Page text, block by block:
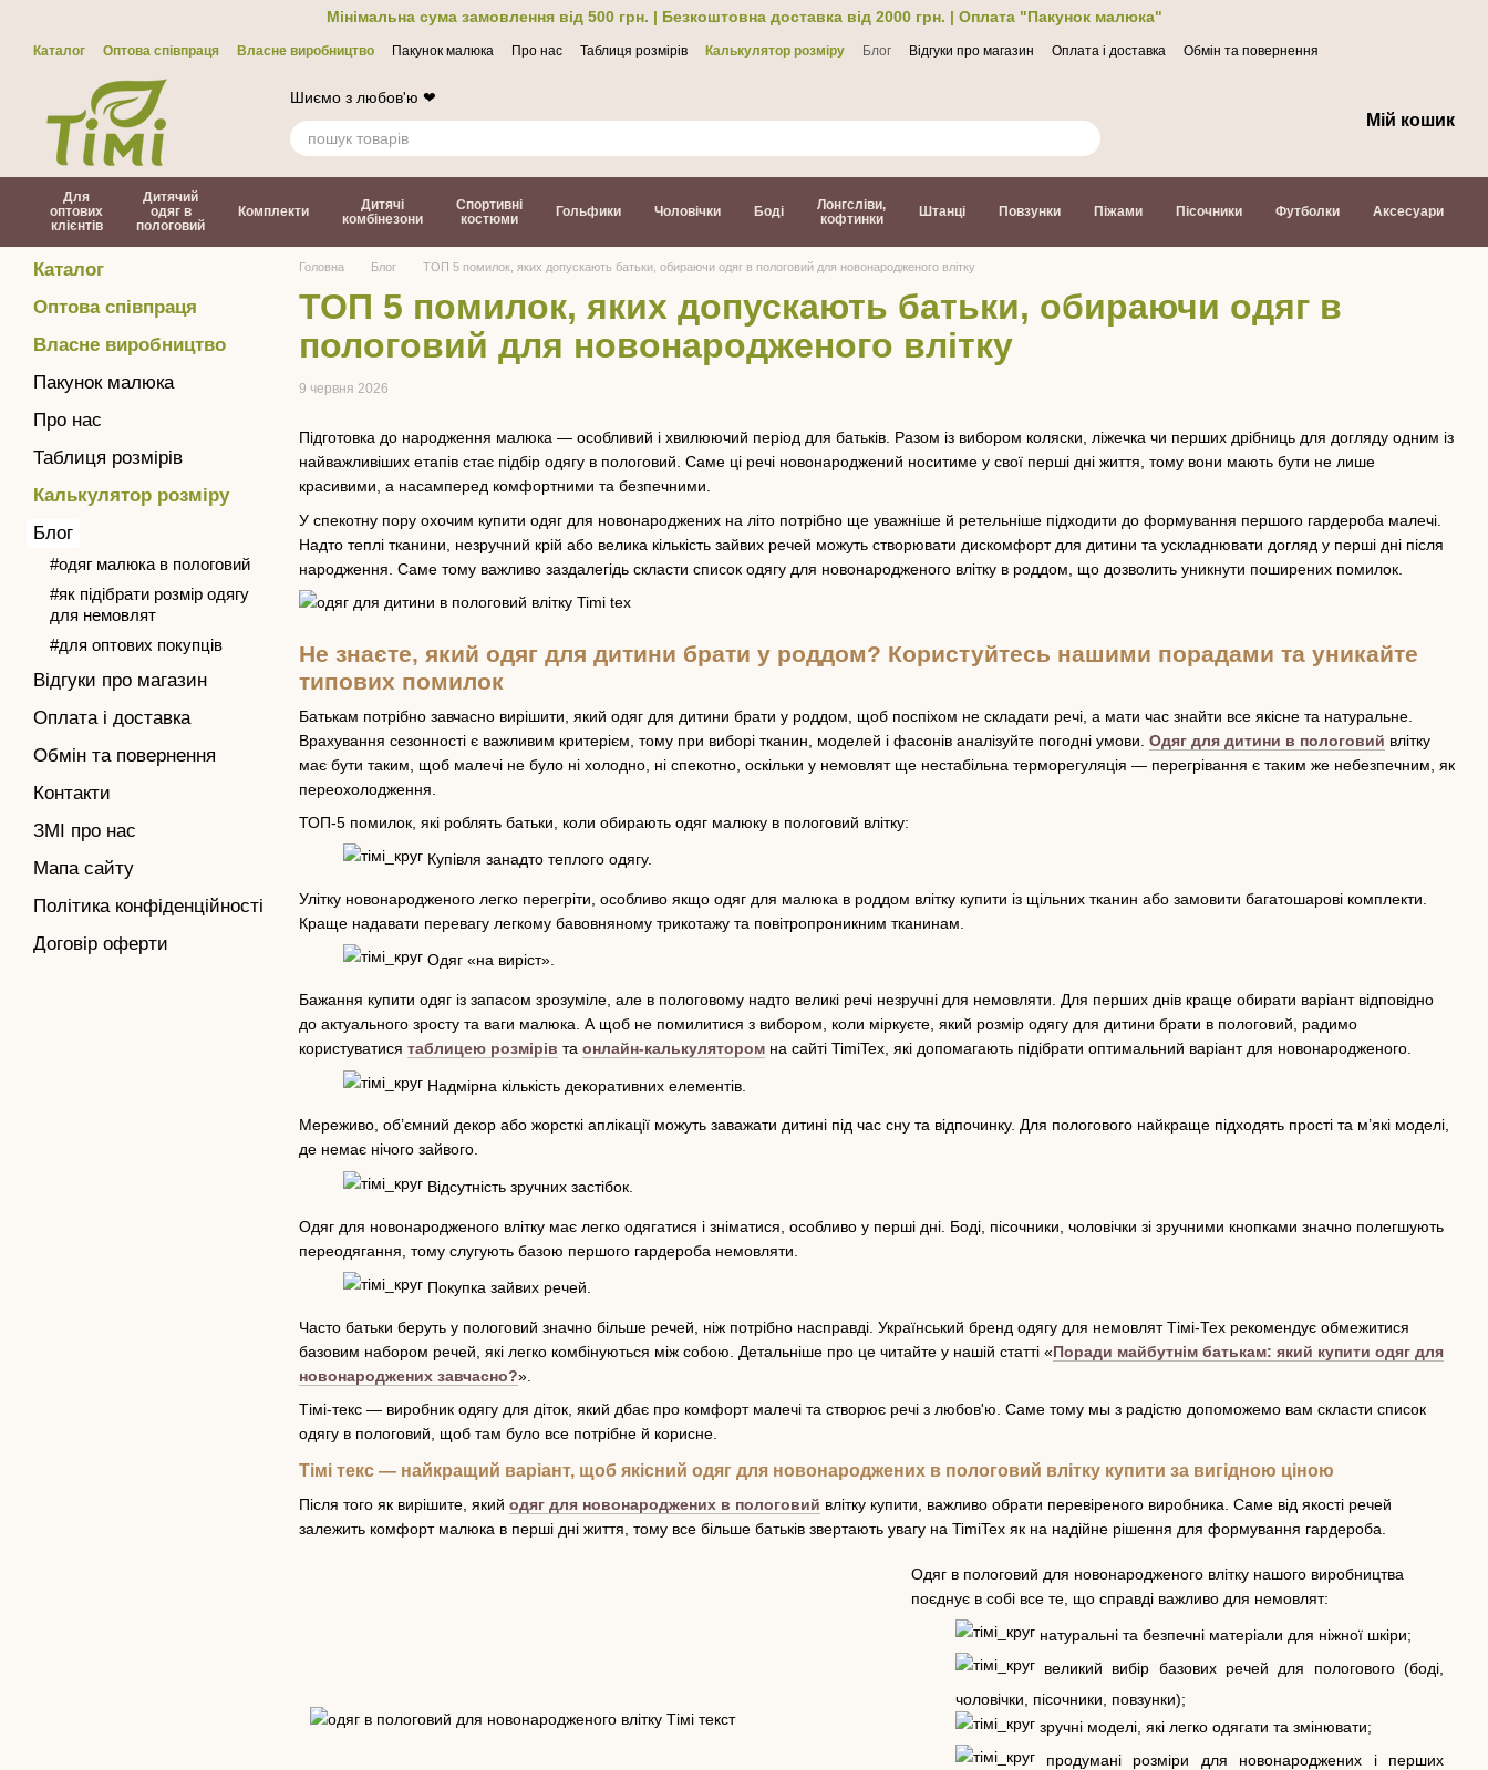
Мінімальна сума замовлення від 500 грн. | Безкоштовна доставка від 2000 грн. | Оплата "Пакунок малюка"
Каталог Оптова співпраця Власне виробництво Пакунок малюка Про нас Таблиця розмірів Калькулятор розміру Блог Відгуки про магазин Оплата і доставка
Обмін та повернення
Шиємо з любов'ю ❤
Мій кошик
Для
оптових
клієнтів
Дитячий
одяг в
пологовий
Комплекти
Дитячі
комбінезони
Спортивні
костюми
Гольфики Чоловічки Боді
Лонгсліви,
кофтинки
Штанці Повзунки Піжами Пісочники Футболки Аксесуари
Головна Блог ТОП 5 помилок, яких допускають батьки, обираючи одяг в пологовий для новонародженого влітку
ТОП 5 помилок, яких допускають батьки, обираючи одяг в
пологовий для новонародженого влітку
9 червня 2026
Підготовка до народження малюка — особливий і хвилюючий період для батьків. Разом із вибором коляски, ліжечка чи перших дрібниць для догляду одним із
найважливіших етапів стає підбір одягу в пологовий. Саме ці речі новонароджений носитиме у свої перші дні життя, тому вони мають бути не лише
красивими, а насамперед комфортними та безпечними.
У спекотну пору охочим купити одяг для новонароджених на літо потрібно ще уважніше й ретельніше підходити до формування першого гардероба малечі.
Надто теплі тканини, незручний крій або велика кількість зайвих речей можуть створювати дискомфорт для дитини та ускладнювати догляд у перші дні після
народження. Саме тому важливо заздалегідь скласти список одягу для новонародженого влітку в роддом, що дозволить уникнути поширених помилок.
Не знаєте, який одяг для дитини брати у роддом? Користуйтесь нашими порадами та уникайте
типових помилок
Батькам потрібно завчасно вирішити, який одяг для дитини брати у роддом, щоб поспіхом не складати речі, а мати час знайти все якісне та натуральне.
Врахування сезонності є важливим критерієм, тому при виборі тканин, моделей і фасонів аналізуйте погодні умови. Одяг для дитини в пологовий влітку
має бути таким, щоб малечі не було ні холодно, ні спекотно, оскільки у немовлят ще нестабільна терморегуляція — перегрівання є таким же небезпечним, як
переохолодження.
ТОП-5 помилок, які роблять батьки, коли обирають одяг малюку в пологовий влітку:
Купівля занадто теплого одягу.
Улітку новонародженого легко перегріти, особливо якщо одяг для малюка в роддом влітку купити із щільних тканин або замовити багатошарові комплекти.
Краще надавати перевагу легкому бавовняному трикотажу та повітропроникним тканинам.
Одяг «на виріст».
Бажання купити одяг із запасом зрозуміле, але в пологовому надто великі речі незручні для немовляти. Для перших днів краще обирати варіант відповідно
до актуального зросту та ваги малюка. А щоб не помилитися з вибором, коли міркуєте, який розмір одягу для дитини брати в пологовий, радимо
користуватися таблицею розмірів та онлайн-калькулятором на сайті TimiTex, які допомагають підібрати оптимальний варіант для новонародженого.
Надмірна кількість декоративних елементів.
Мереживо, об’ємний декор або жорсткі аплікації можуть заважати дитині під час сну та відпочинку. Для пологового найкраще підходять прості та м’які моделі,
де немає нічого зайвого.
Відсутність зручних застібок.
Одяг для новонародженого влітку має легко одягатися і зніматися, особливо у перші дні. Боді, пісочники, чоловічки зі зручними кнопками значно полегшують
переодягання, тому слугують базою першого гардероба немовляти.
Покупка зайвих речей.
Часто батьки беруть у пологовий значно більше речей, ніж потрібно насправді. Український бренд одягу для немовлят Тімі-Тех рекомендує обмежитися
базовим набором речей, які легко комбінуються між собою. Детальніше про це читайте у нашій статті «Поради майбутнім батькам: який купити одяг для
новонароджених завчасно?».
Тімі-текс — виробник одягу для діток, який дбає про комфорт малечі та створює речі з любов'ю. Саме тому мы з радістю допоможемо вам скласти список
одягу в пологовий, щоб там було все потрібне й корисне.
Тімі текс — найкращий варіант, щоб якісний одяг для новонароджених в пологовий влітку купити за вигідною ціною
Після того як вирішите, який одяг для новонароджених в пологовий влітку купити, важливо обрати перевіреного виробника. Саме від якості речей
залежить комфорт малюка в перші дні життя, тому все більше батьків звертають увагу на TimiTex як на надійне рішення для формування гардероба.
Одяг в пологовий для новонародженого влітку нашого виробництва
поєднує в собі все те, що справді важливо для немовлят:
натуральні та безпечні матеріали для ніжної шкіри;
великий вибір базових речей для пологового (боді,
чоловічки, пісочники, повзунки);
зручні моделі, які легко одягати та змінювати;
продумані розміри для новонароджених і перших
Каталог
Оптова співпраця
Власне виробництво
Пакунок малюка
Про нас
Таблиця розмірів
Калькулятор розміру
Блог
#одяг малюка в пологовий
#як підібрати розмір одягу
для немовлят
#для оптових покупців
Відгуки про магазин
Оплата і доставка
Обмін та повернення
Контакти
ЗМІ про нас
Мапа сайту
Політика конфіденційності
Договір оферти